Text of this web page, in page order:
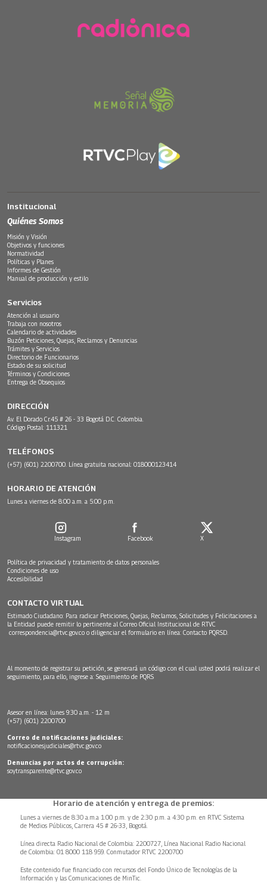
Institucional
Quiénes Somos
Misión y Visión
Objetivos y funciones
Normatividad
Políticas y Planes
Informes de Gestión
Manual de producción y estilo
Servicios
Atención al usuario
Trabaja con nosotros
Calendario de actividades
Buzón Peticiones, Quejas, Reclamos y Denuncias
Trámites y Servicios
Directorio de Funcionarios
Estado de su solicitud
Términos y Condiciones
Entrega de Obsequios
DIRECCIÓN
Av. El Dorado Cr.45 # 26 - 33 Bogotá D.C. Colombia.
Código Postal: 111321
TELÉFONOS
(+57) (601) 2200700. Línea gratuita nacional: 018000123414
HORARIO DE ATENCIÓN
Lunes a viernes de 8:00 a.m. a 5:00 p.m.
Instagram Facebook X
Política de privacidad y tratamiento de datos personales
Condiciones de uso
Accesibilidad
CONTACTO VIRTUAL
Estimado Ciudadano: Para radicar Peticiones, Quejas, Reclamos, Solicitudes y Felicitaciones a
la Entidad puede remitir lo pertinente al Correo Oficial Institucional de RTVC
correspondencia@rtvc.gov.co o diligenciar el formulario en línea: Contacto PQRSD.
Al momento de registrar su petición, se generará un código con el cual usted podrá realizar el
seguimiento, para ello, ingrese a: Seguimiento de PQRS
Asesor en línea: lunes 9:30 a.m. - 12 m
(+57) (601) 2200700
Correo de notificaciones judiciales:
notificacionesjudiciales@rtvc.gov.co
Denuncias por actos de corrupción:
soytransparente@rtvc.gov.co
Horario de atención y entrega de premios:
Lunes a viernes de 8:30 a.m.a 1:00 p.m. y de 2:30 p.m. a 4:30 p.m. en RTVC Sistema
de Medios Públicos, Carrera 45 # 26-33, Bogotá.
Línea directa Radio Nacional de Colombia: 2200727, Línea Nacional Radio Nacional
de Colombia: 01 8000 118 959. Conmutador RTVC 2200700
Este contenido fue financiado con recursos del Fondo Único de Tecnologías de la
Información y las Comunicaciones de MinTic.